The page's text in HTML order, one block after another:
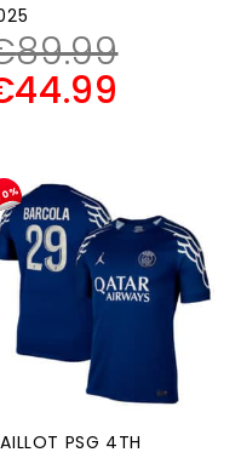
89.99
44.99
PSG 4TH